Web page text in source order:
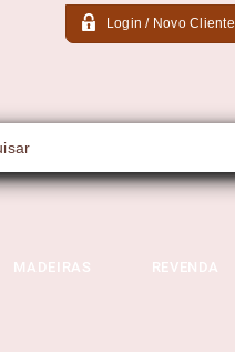
Login / Novo Cliente
MADEIRAS REVENDA